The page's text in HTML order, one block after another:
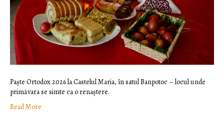
Paște Ortodox 2026 la Castelul Maria, în satul Banpotoc – locul unde
primăvara se simte ca o renaștere.
Read More